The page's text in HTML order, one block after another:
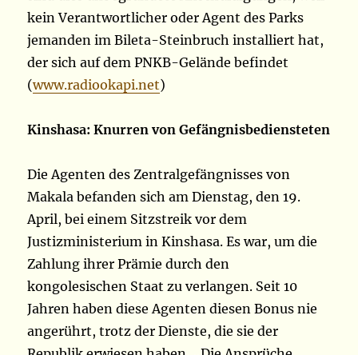
kein Verantwortlicher oder Agent des Parks
jemanden im Bileta-Steinbruch installiert hat,
der sich auf dem PNKB-Gelände befindet
(www.radiookapi.net)
Kinshasa: Knurren von Gefängnisbediensteten
Die Agenten des Zentralgefängnisses von
Makala befanden sich am Dienstag, den 19.
April, bei einem Sitzstreik vor dem
Justizministerium in Kinshasa. Es war, um die
Zahlung ihrer Prämie durch den
kongolesischen Staat zu verlangen. Seit 10
Jahren haben diese Agenten diesen Bonus nie
angerührt, trotz der Dienste, die sie der